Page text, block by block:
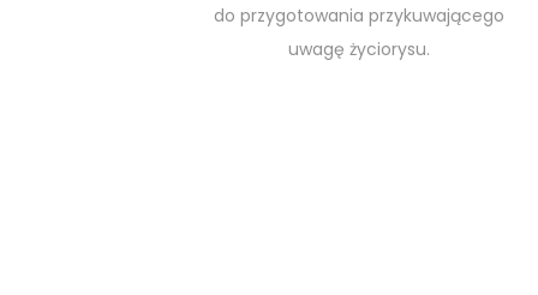
do przygotowania przykuwającego
uwagę życiorysu.